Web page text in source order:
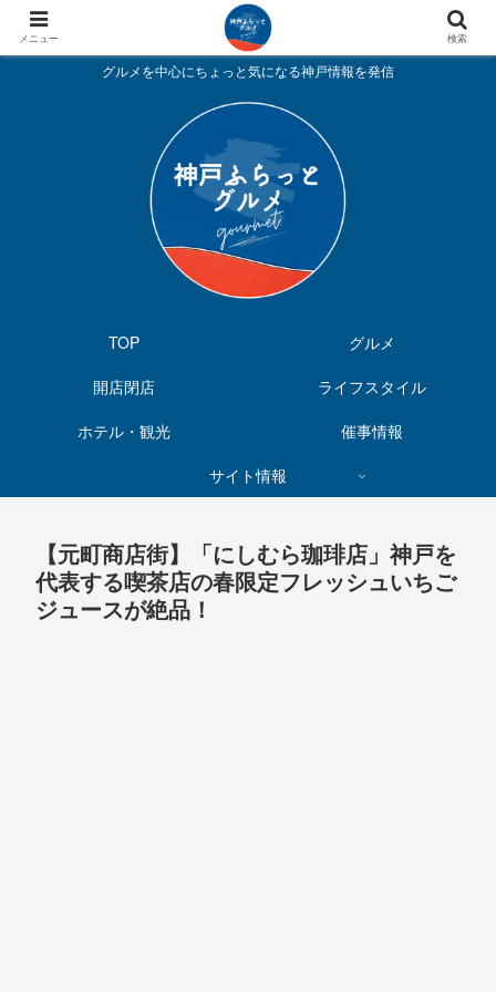
グルメを中心にちょっと気になる神戸情報を発信
TOP
グルメ
開店閉店
ライフスタイル
ホテル・観光
催事情報
サイト情報
【元町商店街】「にしむら珈琲店」神戸を
代表する喫茶店の春限定フレッシュいちご
ジュースが絶品！
メニュー 検索